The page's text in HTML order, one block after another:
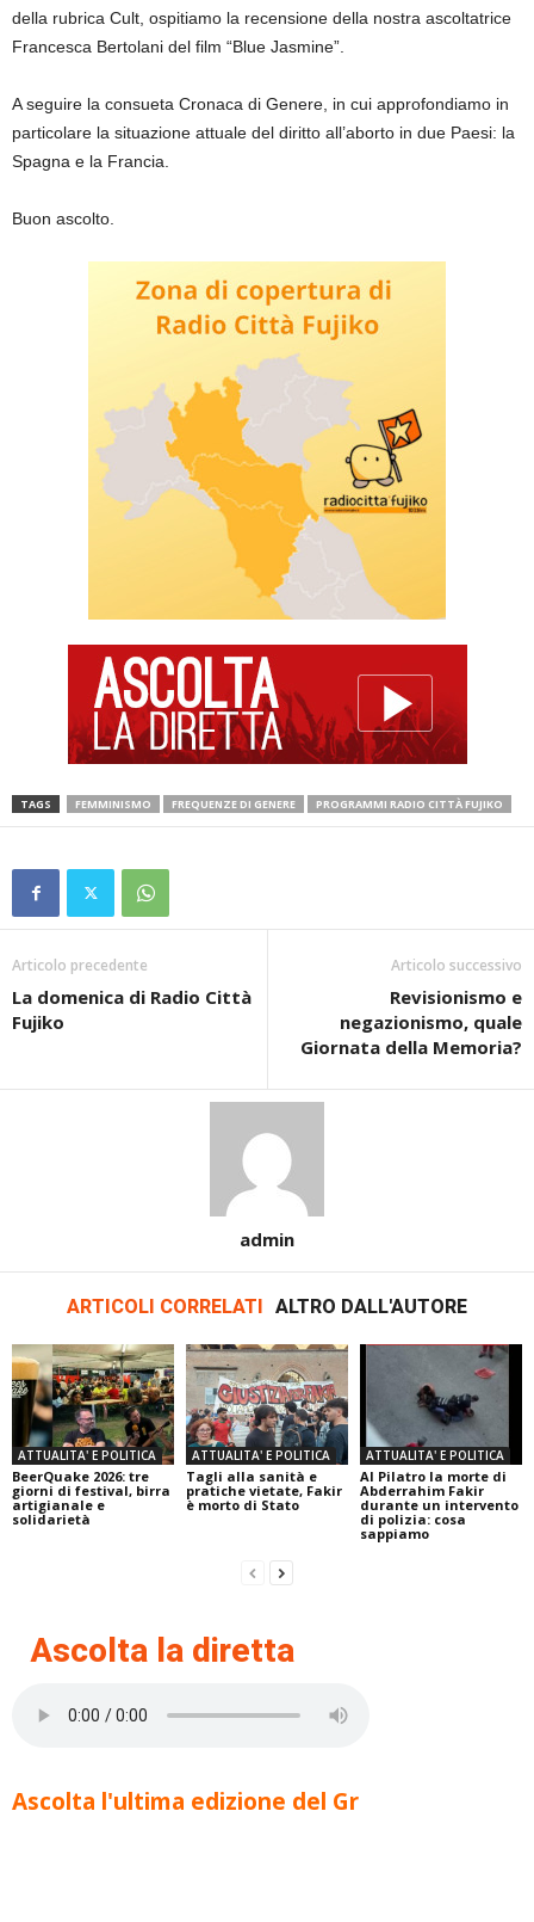
della rubrica Cult, ospitiamo la recensione della nostra ascoltatrice
Francesca Bertolani del film “Blue Jasmine”.
A seguire la consueta Cronaca di Genere, in cui approfondiamo in
particolare la situazione attuale del diritto all’aborto in due Paesi: la
Spagna e la Francia.
Buon ascolto.
TAGS FEMMINISMO FREQUENZE DI GENERE PROGRAMMI RADIO CITTÀ FUJIKO
Articolo precedente
La domenica di Radio Città
Fujiko
Articolo successivo
Revisionismo e
negazionismo, quale
Giornata della Memoria?
admin
ARTICOLI CORRELATI ALTRO DALL'AUTORE
ATTUALITA' E POLITICA
BeerQuake 2026: tre
giorni di festival, birra
artigianale e
solidarietà
ATTUALITA' E POLITICA
Tagli alla sanità e
pratiche vietate, Fakir
è morto di Stato
ATTUALITA' E POLITICA
Al Pilatro la morte di
Abderrahim Fakir
durante un intervento
di polizia: cosa
sappiamo
Ascolta la diretta
Ascolta l'ultima edizione del Gr